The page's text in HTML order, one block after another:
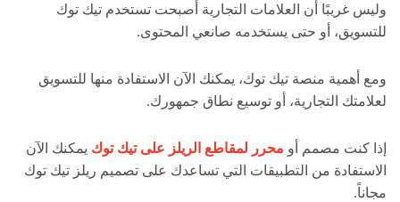
وليس غريبًا أن العلامات التجارية أصبحت تستخدم تيك توك
للتسويق، أو حتى يستخدمه صانعي المحتوى.
ومع أهمية منصة تيك توك، يمكنك الآن الاستفادة منها للتسويق
لعلامتك التجارية، أو توسيع نطاق جمهورك.
إذا كنت مصمم أو محرر لمقاطع الريلز على تيك توك يمكنك الآن
الاستفادة من التطبيقات التي تساعدك على تصميم ريلز تيك توك
مجاناً.